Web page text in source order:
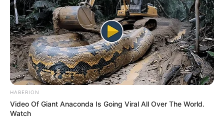
HABERION
Video Of Giant Anaconda Is Going Viral All Over The World.
Watch